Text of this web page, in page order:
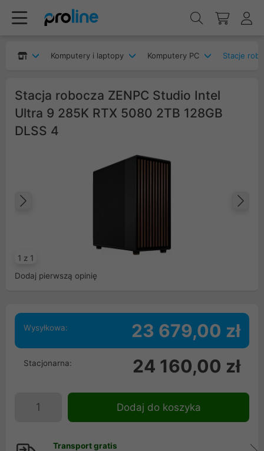
Komputery i laptopy Komputery PC Stacje
Stacja robocza ZENPC Studio Intel
Ultra 9 285K RTX 5080 2TB 128GB
DLSS 4
1 z 1
Dodaj pierwszą opinię
Wysyłkowa: 23 679,00 zł
Stacjonarna: 24 160,00 zł
Dodaj do koszyka
Transport gratis